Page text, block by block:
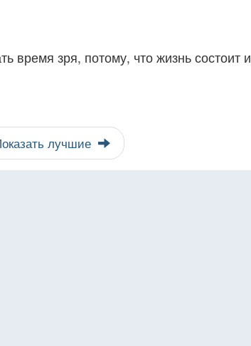
время зря, потому, что жизнь состоит
лучшие